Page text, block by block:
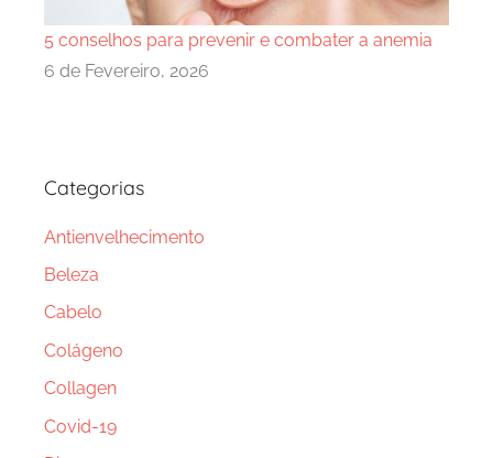
5 conselhos para prevenir e combater a anemia
6 de Fevereiro, 2026
Categorias
Antienvelhecimento
Beleza
Cabelo
Colágeno
Collagen
Covid-19